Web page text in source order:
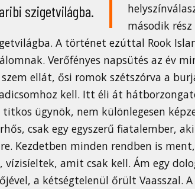
szigetvilágba.
második
A történet ezúttal Rook
Verőfényes napsütés az év
ellát, ősi romok szétszórva a
kell. Itt éli át
ügynök, nem különlegesen
csak egy egyszerű fiatalember,
Kezdetben minden rendben is
amit csak kell. Ám egy
a kétségtelenül őrült Vaasszal.